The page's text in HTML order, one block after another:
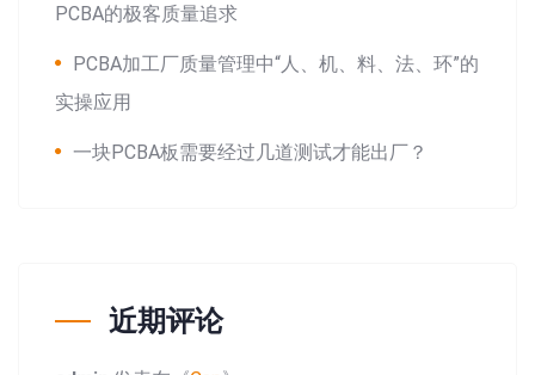
PCBA的极客质量追求
PCBA加工厂质量管理中“人、机、料、法、环”的
实操应用
一块PCBA板需要经过几道测试才能出厂？
近期评论